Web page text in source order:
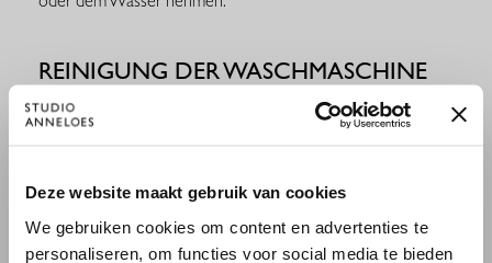
Deze website maakt gebruik van cookies
We gebruiken cookies om content en advertenties te
personaliseren, om functies voor social media te bieden
REINIGUNG DER WASCHMASCHINE
Lasse die Maschine zunächst ohne Wäsche bei 90 °C mit
Fett aus der Trommel zu entfernen. Danach kannst du sicher
waschen.
WILLKOMMEN BEI STUDIO
ANNELOES